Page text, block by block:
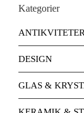
Kategorier
ANTIKVITETER
DESIGN
GLAS &